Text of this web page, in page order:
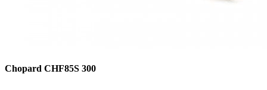
Chopard CHF85S 300